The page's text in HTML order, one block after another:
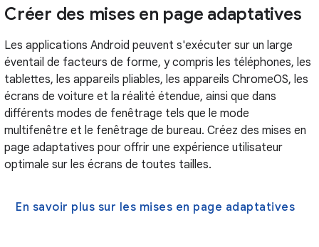
Créer des mises en page adaptatives
Les applications Android peuvent s'exécuter sur un large
éventail de facteurs de forme, y compris les téléphones, les
tablettes, les appareils pliables, les appareils ChromeOS, les
écrans de voiture et la réalité étendue, ainsi que dans
différents modes de fenêtrage tels que le mode
multifenêtre et le fenêtrage de bureau. Créez des mises en
page adaptatives pour offrir une expérience utilisateur
optimale sur les écrans de toutes tailles.
En savoir plus sur les mises en page adaptatives